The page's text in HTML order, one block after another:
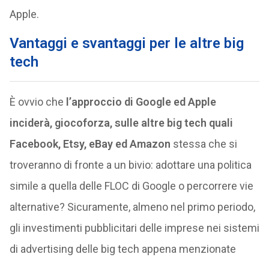
Apple.
Vantaggi e svantaggi per le altre big
tech
È ovvio che l’approccio di Google ed Apple
inciderà, giocoforza, sulle altre big tech quali
Facebook, Etsy, eBay ed Amazon stessa che si
troveranno di fronte a un bivio: adottare una politica
simile a quella delle FLOC di Google o percorrere vie
alternative? Sicuramente, almeno nel primo periodo,
gli investimenti pubblicitari delle imprese nei sistemi
di advertising delle big tech appena menzionate